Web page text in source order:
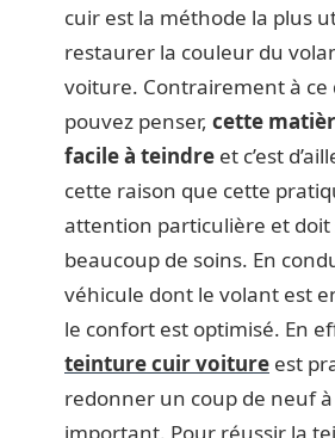
cuir est la méthode la plus
restaurer la couleur du
voiture. Contrairement à ce
pouvez penser, cette
facile à teindre et c’est
cette raison que cette
attention particulière et doit
beaucoup de soins. En
véhicule dont le volant est
le confort est optimisé. En
teinture cuir voiture est
redonner un coup de neuf à
important. Pour réussir la